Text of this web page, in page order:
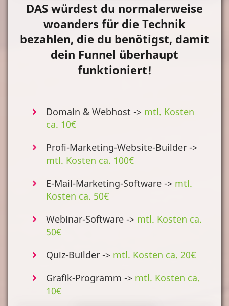
DAS würdest du normalerweise
woanders für die Technik
bezahlen, die du benötigst, damit
dein Funnel überhaupt
funktioniert!
Domain & Webhost -> mtl. Kosten
ca. 10€
Profi-Marketing-Website-Builder ->
mtl. Kosten ca. 100€
E-Mail-Marketing-Software -> mtl.
Kosten ca. 50€
Webinar-Software -> mtl. Kosten ca.
50€
Quiz-Builder -> mtl. Kosten ca. 20€
Grafik-Programm -> mtl. Kosten ca.
10€